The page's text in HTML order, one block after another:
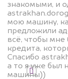
знакомыми, и
мою машину,
предложили
всё, чтобы мне
кредита,
Спасибо
а то я уже был
машины))Я даю